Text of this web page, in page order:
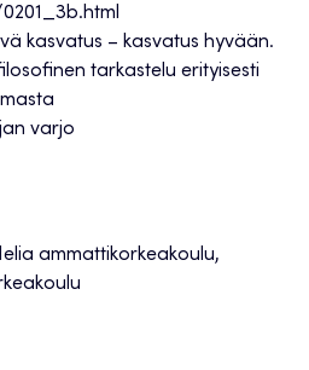
kasvatus – kasvatus hyvään.
tarkastelu erityisesti
varjo
ammattikorkeakoulu,